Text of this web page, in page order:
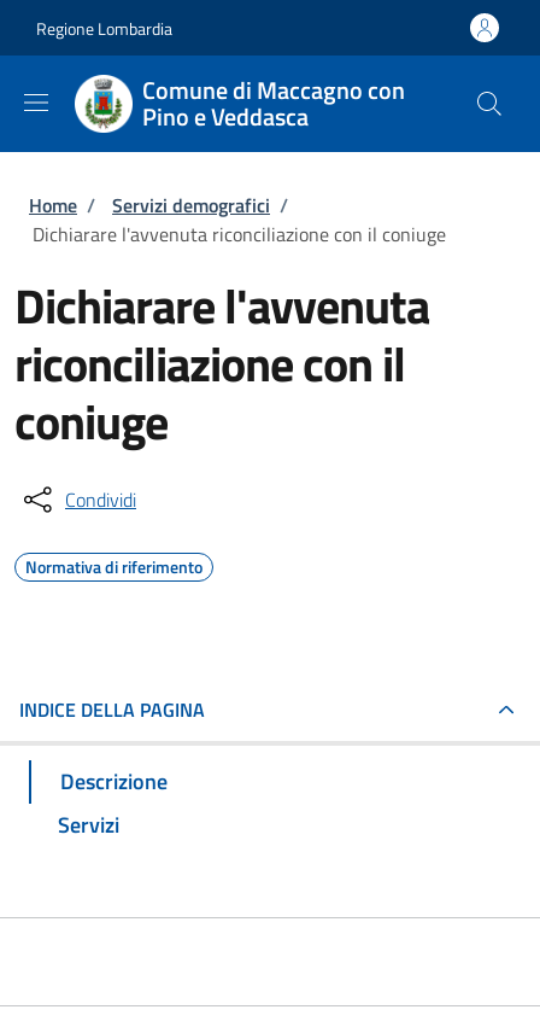
Regione Lombardia
Comune di Maccagno con
Pino e Veddasca
Briciole di pane
Home / Servizi demografici /
Dichiarare l'avvenuta riconciliazione con il coniuge
Dichiarare l'avvenuta
riconciliazione con il
coniuge
Condividi
Normativa di riferimento
INDICE DELLA PAGINA
Descrizione
Servizi